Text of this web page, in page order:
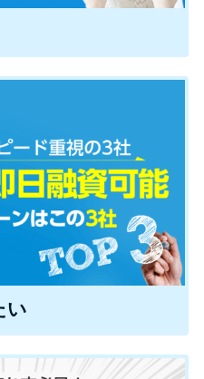
ンの見直しで40万円
一覧
ローンを選ぶべき4つ
い